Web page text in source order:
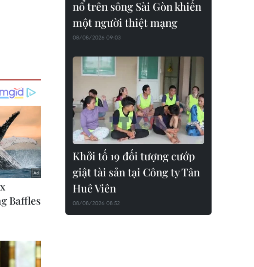
nổ trên sông Sài Gòn khiến
một người thiệt mạng
08/08/2026 09:03
Khởi tố 19 đối tượng cướp
giật tài sản tại Công ty Tân
Huê Viên
08/08/2026 08:52